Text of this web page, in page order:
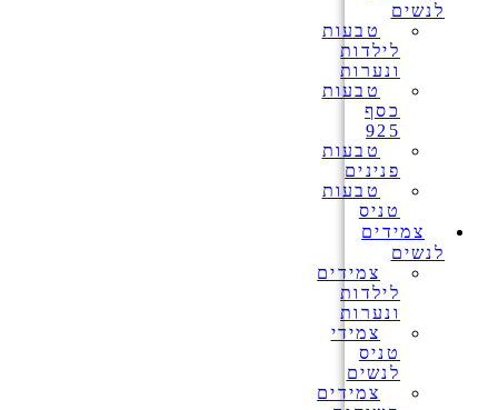
לנשים
טבעות
לילדות
ונערות
טבעות
כסף
925
טבעות
פנינים
טבעות
טניס
צמידים
לנשים
צמידים
לילדות
ונערות
צמידי
טניס
לנשים
צמידים